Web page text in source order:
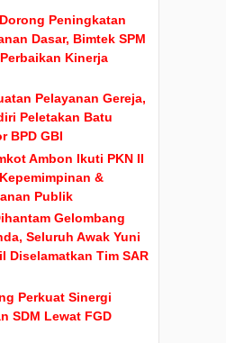
Peningkatan
Dasar, Bimtek SPM
Kinerja
Pelayanan Gereja,
Peletakan Batu
BPD GBI
Ambon Ikuti PKN II
&
Publik
Gelombang
Seluruh Awak Yuni
Diselamatkan Tim SAR
Perkuat Sinergi
SDM Lewat FGD